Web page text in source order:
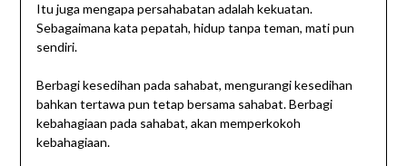
Itu juga mengapa persahabatan adalah kekuatan.
Sebagaimana kata pepatah, hidup tanpa teman, mati pun
sendiri.
Berbagi kesedihan pada sahabat, mengurangi kesedihan
bahkan tertawa pun tetap bersama sahabat. Berbagi
kebahagiaan pada sahabat, akan memperkokoh
kebahagiaan.